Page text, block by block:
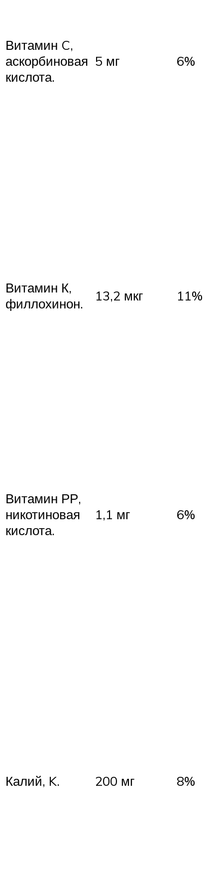
Витамин C,
аскорбиновая
кислота.
5 мг 6%
Витамин К,
филлохинон.
13,2 мкг 11%
Витамин РР,
никотиновая
кислота.
1,1 мг 6%
Калий, K. 200 мг 8%